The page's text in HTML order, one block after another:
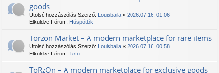
goods
Utolsó hozzászólás Szerző: Louisbaila « 2026.07.16. 01:06
Elküldve Fórum: Húspótlók
Torzon Market – A modern marketplace for rare items
Utolsó hozzászólás Szerző: Louisbaila « 2026.07.16. 00:58
Elküldve Fórum: Tofu
TоRzOn – A modern marketplace for exclusive goods